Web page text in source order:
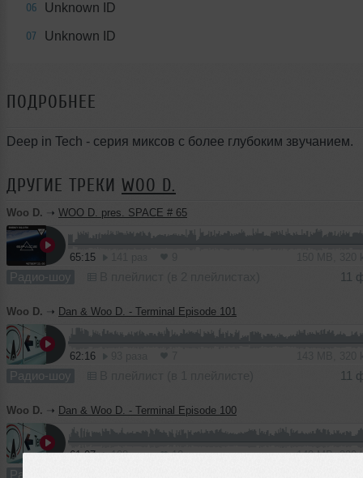
06 Unknown ID
07 Unknown ID
ПОДРОБНЕЕ
Deep in Tech - серия миксов с более глубоким звучанием.
ДРУГИЕ ТРЕКИ WOO D.
Woo D. ➝ WOO D. pres. SPACE # 65
65:15
Радио-шоу 11
Woo D. ➝ Dan & Woo D. - Terminal Episode 101
62:16
Радио-шоу 11
Woo D. ➝ Dan & Woo D. - Terminal Episode 100
61:07 108 раз 10 140 MB, 320
Радио-шоу